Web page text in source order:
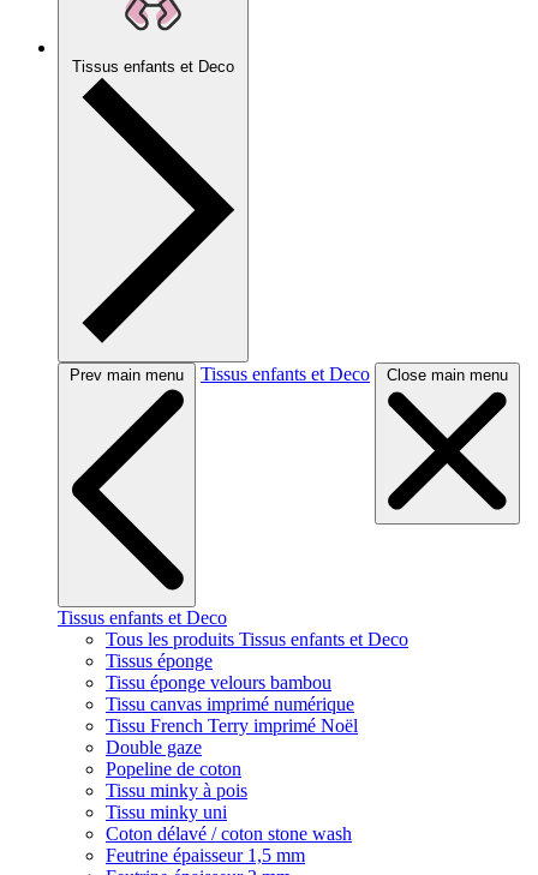
Tissus enfants et Deco
Prev main menu Tissus enfants et Deco Close main menu
Tissus enfants et Deco
Tous les produits Tissus enfants et Deco
Tissus éponge
Tissu éponge velours bambou
Tissu canvas imprimé numérique
Tissu French Terry imprimé Noël
Double gaze
Popeline de coton
Tissu minky à pois
Tissu minky uni
Coton délavé / coton stone wash
Feutrine épaisseur 1,5 mm